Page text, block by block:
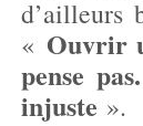
d’ailleurs
« Ouvrir
pense
injuste ».